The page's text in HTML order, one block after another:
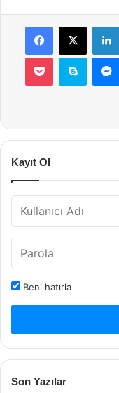
Facebook
X
Pocket Skype
Kayıt Ol
Beni hatırla
Son Yazılar